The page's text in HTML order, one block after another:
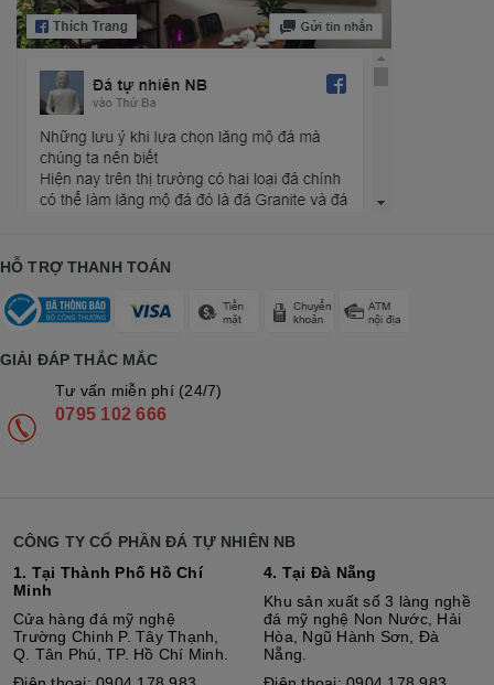
HỖ TRỢ THANH TOÁN
GIẢI ĐÁP THẮC MẮC
Tư vấn miễn phí (24/7)
0795 102 666
CÔNG TY CỔ PHẦN ĐÁ TỰ NHIÊN NB
1. Tại Thành Phố Hồ Chí
Minh
Cửa hàng đá mỹ nghệ
Trường Chinh P. Tây Thạnh,
Q. Tân Phú, TP. Hồ Chí Minh.
4. Tại Đà Nẵng
Khu sản xuất số 3 làng nghề
đá mỹ nghệ Non Nước, Hải
Hòa, Ngũ Hành Sơn, Đà
Nẵng.